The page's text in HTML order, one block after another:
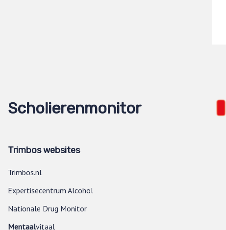
Scholierenmonitor
Trimbos websites
Trimbos.nl
Expertisecentrum Alcohol
Nationale Drug Monitor
Mentaalvitaal